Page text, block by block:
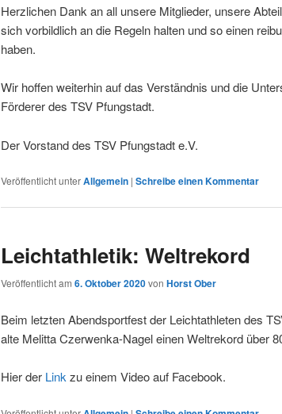
Herzlichen Dank an all unsere Mitglieder, unsere
sich vorbildlich an die Regeln halten und so einen
haben.
Wir hoffen weiterhin auf das Verständnis und die
Förderer des TSV Pfungstadt.
Der Vorstand des TSV Pfungstadt e.V.
Veröffentlicht unterAllgemein | Schreibe einen Kommentar
Leichtathletik: Weltrekord
Veröffentlicht am 6. Oktober 2020von Horst Ober
Beim letzten Abendsportfest der Leichtathleten des
alte Melitta Czerwenka-Nagel einen Weltrekord über
Hier der Linkzu einem Video auf Facebook.